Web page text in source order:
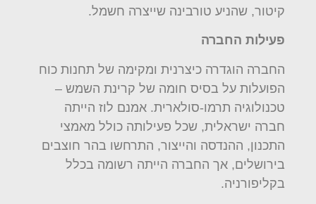
קיטור, שהניע טורבינה שייצרה חשמל.
פעילות החברה
החברה הוגדרה כיצרנית ומקימה של תחנות כוח
הפועלות על בסיס חומה של קרינת השמש –
טכנולוגיה תרמו-סולארית. אמנם לוז הייתה
חברה ישראלית, שכל פעילותה כולל מאמצי
התכנון, ההנדסה והייצור, התרחשו בהר חוצבים
בירושלים, אך החברה הייתה רשומה בכלל
בקליפורניה.